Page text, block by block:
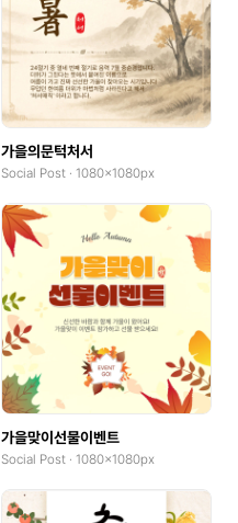
가을의문턱처서
Social Post · 1080x1080px
가을맞이선물이벤트
Social Post · 1080x1080px